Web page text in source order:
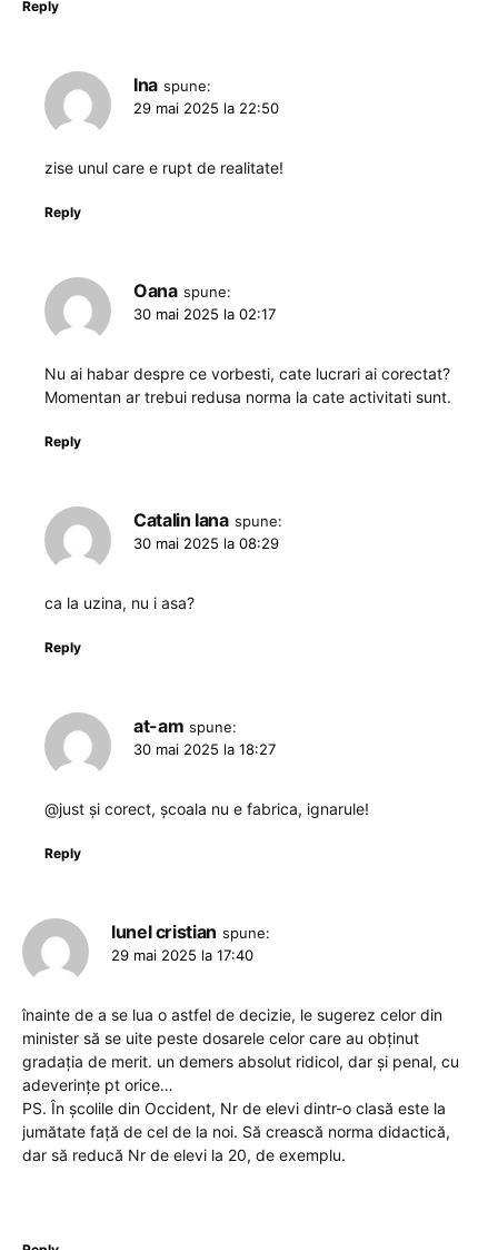
Reply
Ina spune:
29 mai 2025 la 22:50
zise unul care e rupt de realitate!
Reply
Oana spune:
30 mai 2025 la 02:17
Nu ai habar despre ce vorbesti, cate lucrari ai corectat?
Momentan ar trebui redusa norma la cate activitati sunt.
Reply
Catalin Iana spune:
30 mai 2025 la 08:29
ca la uzina, nu i asa?
Reply
at-am spune:
30 mai 2025 la 18:27
@just și corect, școala nu e fabrica, ignarule!
Reply
lunel cristian spune:
29 mai 2025 la 17:40
înainte de a se lua o astfel de decizie, le sugerez celor din
minister să se uite peste dosarele celor care au obținut
gradația de merit. un demers absolut ridicol, dar și penal, cu
adeverințe pt orice…
PS. În școlile din Occident, Nr de elevi dintr-o clasă este la
jumătate față de cel de la noi. Să crească norma didactică,
dar să reducă Nr de elevi la 20, de exemplu.